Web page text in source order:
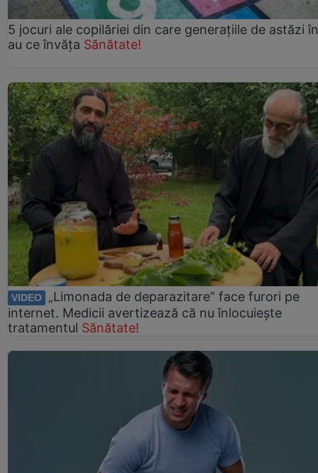
5 jocuri ale copilăriei din care generațiile de astăzi
au ce învăța Sănătate!
VIDEO
„Limonada de deparazitare” face furori pe
internet. Medicii avertizează că nu înlocuiește
tratamentul Sănătate!